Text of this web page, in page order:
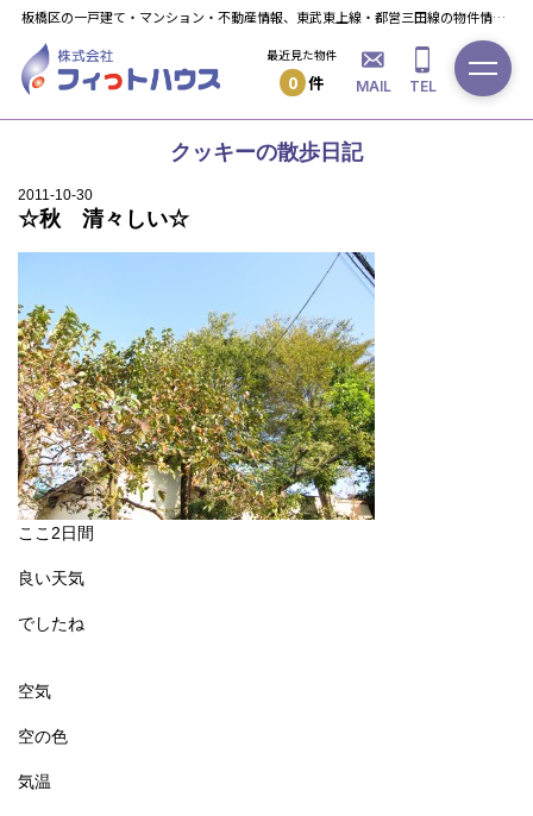
板橋区の一戸建て・マンション・不動産情報、東武東上線・都営三田線の物件情報ならフィっト・ハウスへ！
最近見た物件
0 件 MAIL TEL
クッキーの散歩日記
2011-10-30
☆秋 清々しい☆
ここ2日間
良い天気
でしたね
空気
空の色
気温